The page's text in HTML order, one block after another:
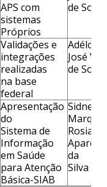
APS com
sistemas
Próprios
de
Validações e
integrações
realizadas
na base
federal
Adélcio
José
de
Apresentação
do
Sistema de
Informação
em Saúde
para Atenção
Básica-SIAB
Sidneya
Rosiane
da
Silva